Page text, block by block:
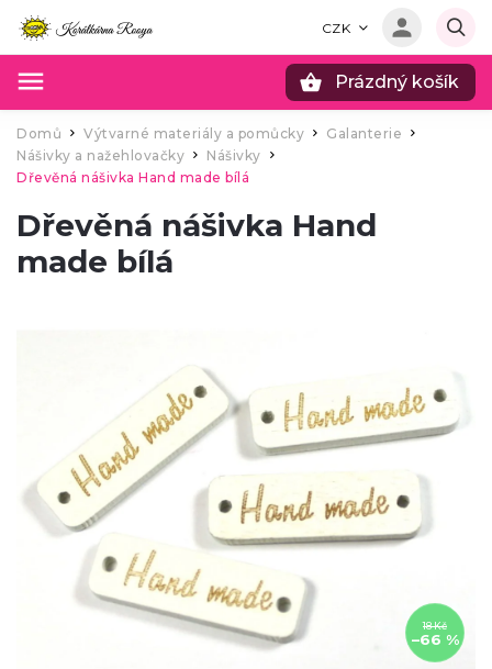
CZK
Prázdný košík
Domů / Výtvarné materiály a pomůcky / Galanterie /
Nášivky a nažehlovačky / Nášivky
Dřevěná nášivka Hand made bílá
Dřevěná nášivka Hand
made bílá
18 Kč
–66 %